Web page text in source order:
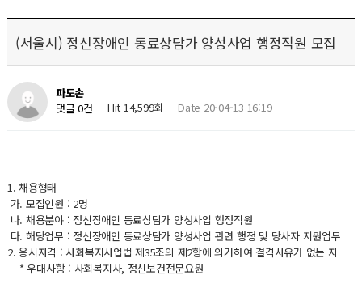
(서울시) 정신장애인 동료상담가 양성사업 행정직원 모집
파도손
댓글 0건
Hit 14,599회 Date 20-04-13 16:19
1. 채용형태
가. 모집인원 : 2명
나. 채용분야 : 정신장애인 동료상담가 양성사업 행정직원
다. 해당업무 : 정신장애인 동료상담가 양성사업 관련 행정 및 당사자 지원업무
2. 응시자격 : 사회복지사업법 제35조의 제2항에 의거하여 결격사유가 없는 자
* 우대사항 : 사회복지사, 정신보건전문요원